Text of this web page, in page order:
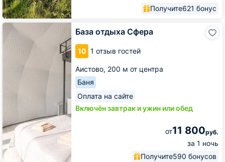
Получите621 бонус
База отдыха Сфера
10 1 отзыв гостей
Аистово, 200 м от центра
Баня
Оплата на сайте
Включён завтрак и ужин или обед
от11 800руб.
за 1 ночь
Получите590 бонусов
База